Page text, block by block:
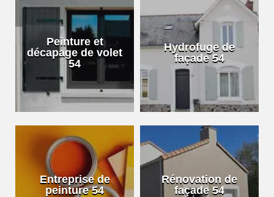
Peinture et
décapage de volet
54
Hydrofuge de
façade 54
Entreprise de
peinture 54
Rénovation de
façade 54